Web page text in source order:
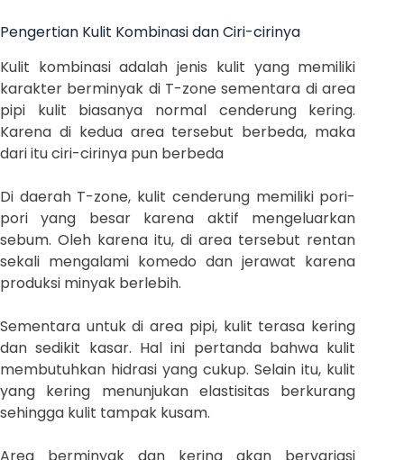
Pengertian Kulit Kombinasi dan Ciri-cirinya
Kulit kombinasi adalah jenis kulit yang memiliki
karakter berminyak di T-zone sementara di area
pipi kulit biasanya normal cenderung kering.
Karena di kedua area tersebut berbeda, maka
dari itu ciri-cirinya pun berbeda
Di daerah T-zone, kulit cenderung memiliki pori-
pori yang besar karena aktif mengeluarkan
sebum. Oleh karena itu, di area tersebut rentan
sekali mengalami komedo dan jerawat karena
produksi minyak berlebih.
Sementara untuk di area pipi, kulit terasa kering
dan sedikit kasar. Hal ini pertanda bahwa kulit
membutuhkan hidrasi yang cukup. Selain itu, kulit
yang kering menunjukan elastisitas berkurang
sehingga kulit tampak kusam.
Area berminyak dan kering akan bervariasi